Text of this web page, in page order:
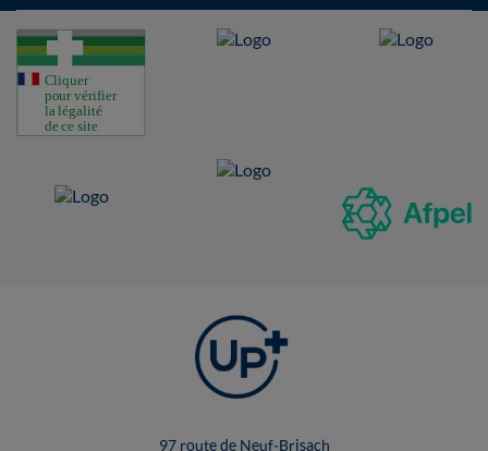
97 route de Neuf-Brisach